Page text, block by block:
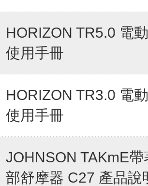
HORIZON TR5.0 電
使用手冊
HORIZON TR3.0 電
使用手冊
JOHNSON TAKmE帶
部舒摩器 C27 產品說